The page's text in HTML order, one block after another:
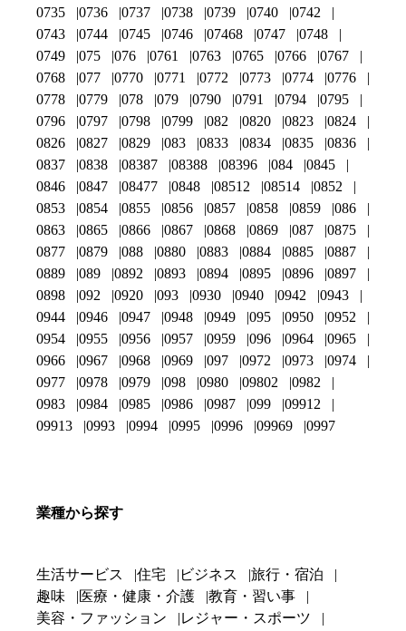
0735
0736 0737 0738 0739 0740
0742
0743
0744 0745 0746 07468 0747
0748
0749
075 076 0761 0763 0765 0766
0767
0768
077 0770 0771 0772 0773 0774
0776
0778
0779 078 079 0790 0791 0794
0795
0796
0797 0798 0799 082 0820 0823
0824
0826
0827 0829 083 0833 0834 0835
0836
0837
0838 08387 08388 08396 084
0845
0846
0847 08477 0848 08512 08514
0852
0853
0854 0855 0856 0857 0858 0859
086
0863
0865 0866 0867 0868 0869 087
0875
0877
0879 088 0880 0883 0884 0885
0887
0889
089 0892 0893 0894 0895 0896
0897
0898
092 0920 093 0930 0940 0942
0943
0944
0946 0947 0948 0949 095 0950
0952
0954
0955 0956 0957 0959 096 0964
0965
0966
0967 0968 0969 097 0972 0973
0974
0977
0978 0979 098 0980 09802
0982
0983
0984 0985 0986 0987 099
09912
09913
0993 0994 0995 0996 09969 0997
業種から探す
生活サービス 住宅 ビジネス
旅行・宿泊
趣味
医療・健康・介護
教育・習い事
美容・ファッション
レジャー・スポーツ